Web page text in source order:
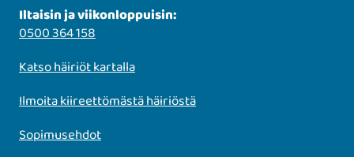
Iltaisin ja viikonloppuisin:
0500 364 158
Katso häiriöt kartalla
Ilmoita kiireettömästä häiriöstä
Sopimusehdot